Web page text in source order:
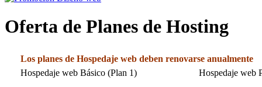
Oferta de Planes de Hosting
Los planes de Hospedaje web deben renovarse anualmente
Hospedaje web Básico (Plan 1)
Hospedaje web